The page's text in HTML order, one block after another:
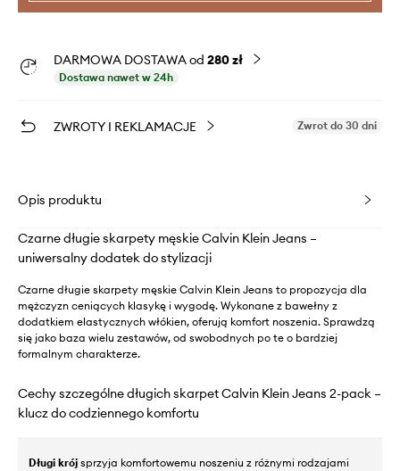
DARMOWA DOSTAWA od 280 zł
Dostawa nawet w 24h
ZWROTY I REKLAMACJE Zwrot do 30 dni
Opis produktu
Czarne długie skarpety męskie Calvin Klein Jeans –
uniwersalny dodatek do stylizacji
Czarne długie skarpety męskie Calvin Klein Jeans to propozycja dla
mężczyzn ceniących klasykę i wygodę. Wykonane z bawełny z
dodatkiem elastycznych włókien, oferują komfort noszenia. Sprawdzą
się jako baza wielu zestawów, od swobodnych po te o bardziej
formalnym charakterze.
Cechy szczególne długich skarpet Calvin Klein Jeans 2-pack –
klucz do codziennego komfortu
Długi krój sprzyja komfortowemu noszeniu z różnymi rodzajami